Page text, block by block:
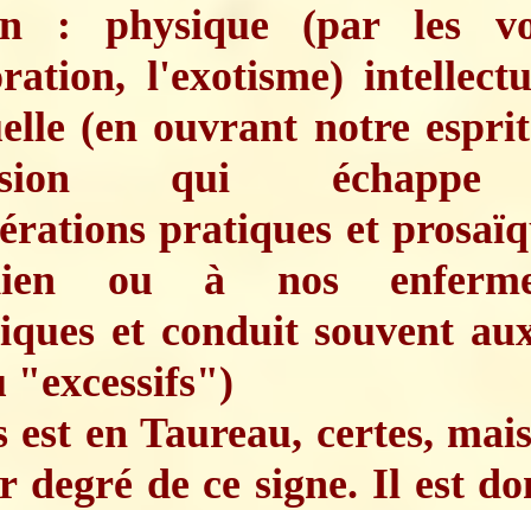
: physique (par les
l'exotisme)
(en ouvrant notre
qui
pratiques et
ou à nos
et conduit souvent
"excessifs")
en Taureau, certes,
degré de ce signe. Il est